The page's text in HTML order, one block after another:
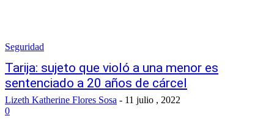
Seguridad
Tarija: sujeto que violó a una menor es
sentenciado a 20 años de cárcel
Lizeth Katherine Flores Sosa - 11 julio , 2022
0